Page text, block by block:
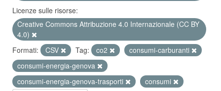
Licenze sulle risorse:
Creative Commons Attribuzione 4.0 Internazionale (CC BY
4.0)
Formati:
CSV Tag: co2
consumi-carburanti
consumi-energia-genova
consumi-energia-genova-trasporti
consumi